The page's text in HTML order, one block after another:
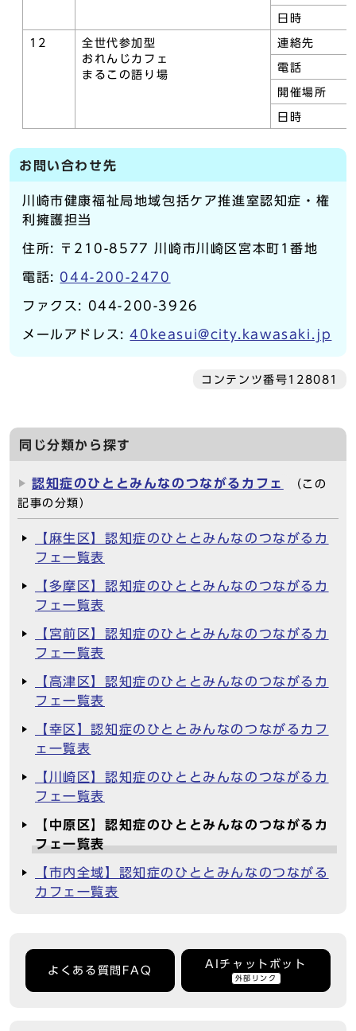
日時
12
全世代参加型
おれんじカフェ
まるこの語り場
連絡先
電話
開催場所
日時
お問い合わせ先
川崎市健康福祉局地域包括ケア推進室認知症・権
利擁護担当
住所: 〒210-8577 川崎市川崎区宮本町1番地
電話: 044-200-2470
ファクス: 044-200-3926
メールアドレス:40keasui@city.kawasaki.jp
コンテンツ番号128081
同じ分類から探す
認知症のひととみんなのつながるカフェ
（この
記事の分類）
【麻生区】認知症のひととみんなのつながるカ
フェ一覧表
【多摩区】認知症のひととみんなのつながるカ
フェ一覧表
【宮前区】認知症のひととみんなのつながるカ
フェ一覧表
【高津区】認知症のひととみんなのつながるカ
フェ一覧表
【幸区】認知症のひととみんなのつながるカフ
ェ一覧表
【川崎区】認知症のひととみんなのつながるカ
フェ一覧表
【中原区】認知症のひととみんなのつながるカ
フェ一覧表
【市内全域】認知症のひととみんなのつながる
カフェ一覧表
よくある質問FAQ
AIチャットボット
外部リンク